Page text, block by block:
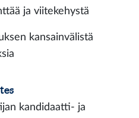
ja viitekehystä
kansainvälistä
kandidaatti- ja